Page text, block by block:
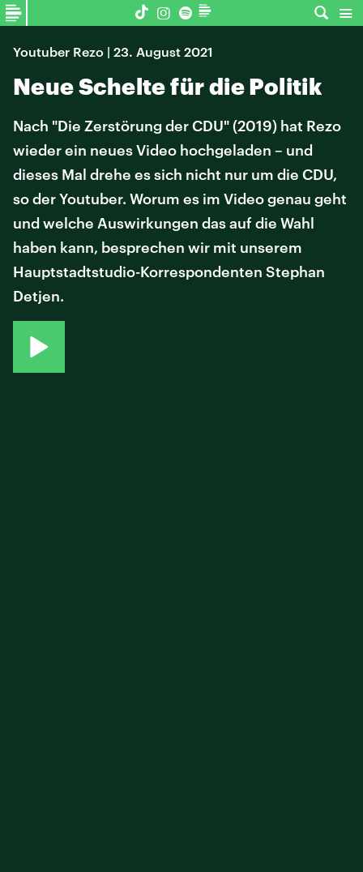
Youtuber Rezo | 23. August 2021
Neue Schelte für die Politik
Nach "Die Zerstörung der CDU" (2019) hat Rezo
wieder ein neues Video hochgeladen – und
dieses Mal drehe es sich nicht nur um die CDU,
so der Youtuber. Worum es im Video genau geht
und welche Auswirkungen das auf die Wahl
haben kann, besprechen wir mit unserem
Hauptstadtstudio-Korrespondenten Stephan
Detjen.